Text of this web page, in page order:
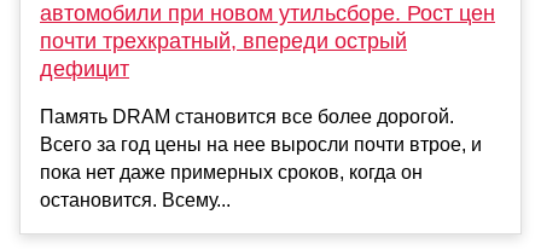
автомобили при новом утильсборе. Рост цен
почти трехкратный, впереди острый
дефицит
Память DRAM становится все более дорогой.
Всего за год цены на нее выросли почти втрое, и
пока нет даже примерных сроков, когда он
остановится. Всему...